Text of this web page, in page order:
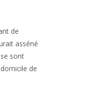
de
asséné
sont
de